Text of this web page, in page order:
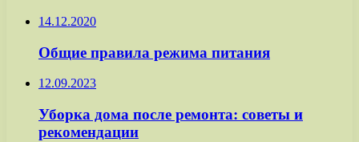
14.12.2020
Общие правила режима питания
12.09.2023
Уборка дома после ремонта: советы и
рекомендации